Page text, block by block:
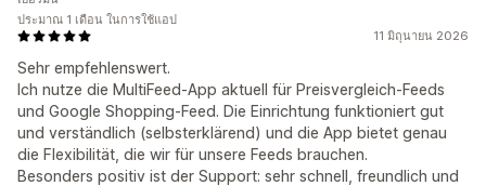
11 มิถุนายน 2026
Sehr empfehlenswert.
Ich nutze die MultiFeed-App aktuell für Preisvergleich-Feeds
und Google Shopping-Feed. Die Einrichtung funktioniert gut
und verständlich (selbsterklärend) und die App bietet genau
die Flexibilität, die wir für unsere Feeds brauchen.
Besonders positiv ist der Support: sehr schnell, freundlich und
ประมาณ 1 เดือน ในการใช้แอป